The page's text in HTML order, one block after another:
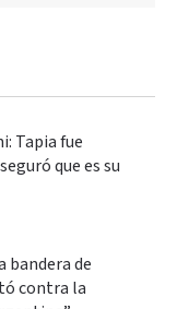
Tapia fue
que es su
bandera de
contra la